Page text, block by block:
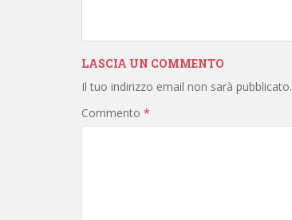
LASCIA UN COMMENTO
Il tuo indirizzo email non sarà pubblicato.
Commento *